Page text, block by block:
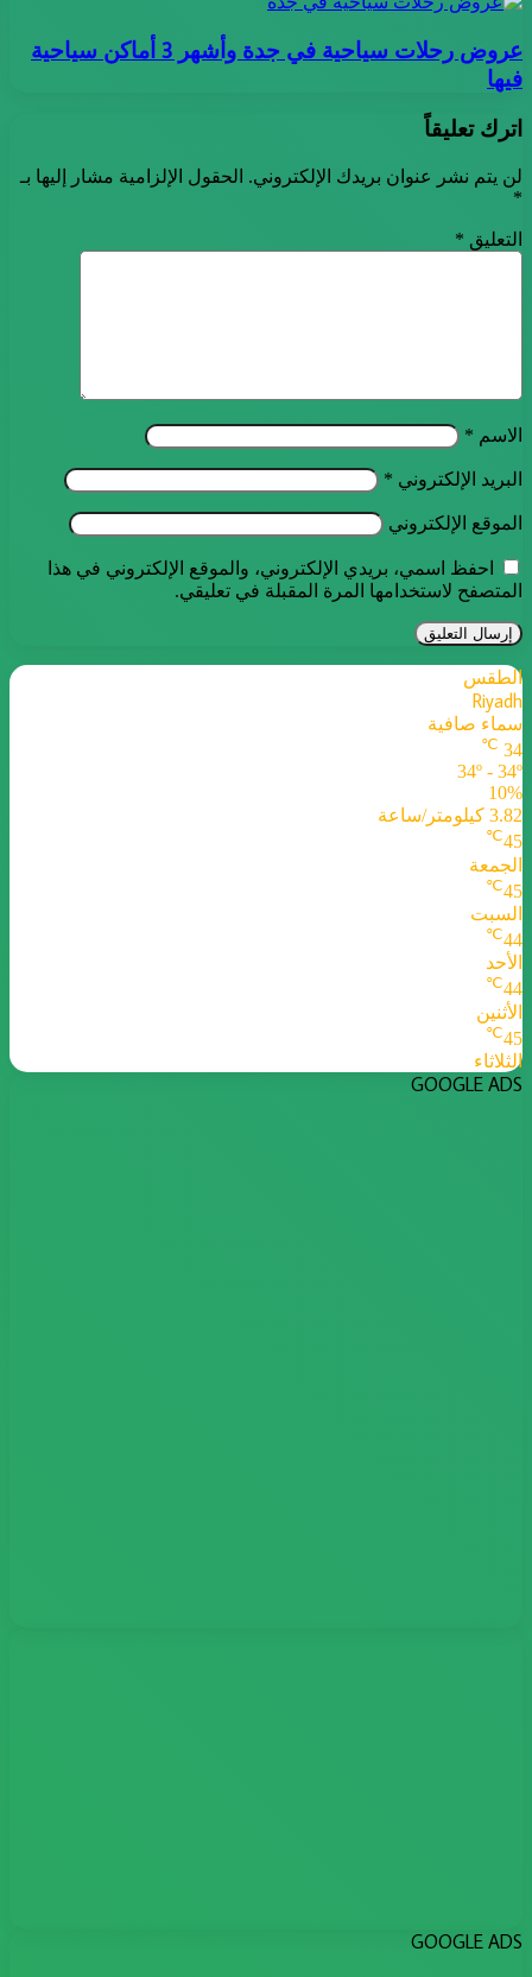
عروض رحلات سياحية في جدة وأشهر 3 أماكن سياحية
فيها
اترك تعليقاً
لن يتم نشر عنوان بريدك الإلكتروني. الحقول الإلزامية مشار إليها بـ
*
التعليق *
الاسم *
البريد الإلكتروني *
الموقع الإلكتروني
احفظ اسمي، بريدي الإلكتروني، والموقع الإلكتروني في هذا
المتصفح لاستخدامها المرة المقبلة في تعليقي.
الطقس
Riyadh
سماء صافية
34
℃
34º - 34º
10%
3.82 كيلومتر/ساعة
45
℃
الجمعة
45
℃
السبت
44
℃
الأحد
44
℃
الأثنين
45
℃
الثلاثاء
GOOGLE ADS
GOOGLE ADS